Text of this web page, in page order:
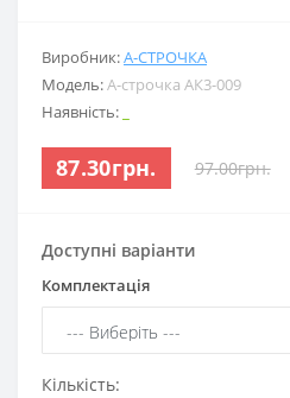
Виробник:А-СТРОЧКА
Модель:А-строчка АК3-009
Наявність:
87.30грн. 97.00грн.
Доступні варіанти
Комплектація
Кількість: